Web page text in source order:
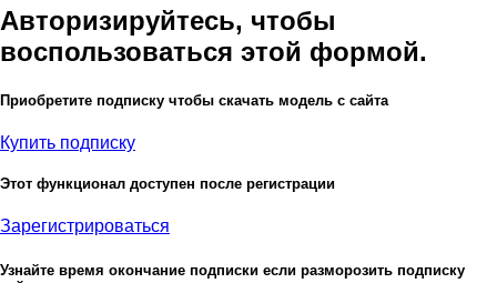
Авторизируйтесь, чтобы
воспользоваться этой формой.
Приобретите подписку чтобы скачать модель с сайта
Купить подписку
Этот функционал доступен после регистрации
Зарегистрироваться
Узнайте время окончание подписки если разморозить подписку